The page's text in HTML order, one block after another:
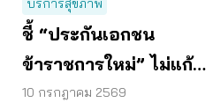
บริการสุขภาพ
ชี้ “ประกันเอกชน
ข้าราชการใหม่” ไม่แก้
ปัญหางบฯ ระยะยาว
10 กรกฎาคม 2569